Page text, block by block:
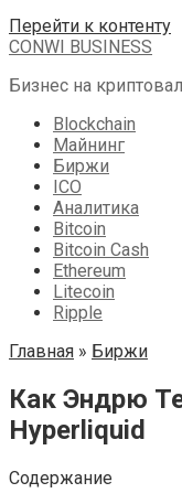
Перейти к контенту
CONWI BUSINESS
Бизнес на
Blockchain
Майнинг
Биржи
ICO
Аналитика
Bitcoin
Bitcoin Cash
Ethereum
Litecoin
Ripple
Главная » Биржи
Как Эндрю
Hyperliquid
Содержание